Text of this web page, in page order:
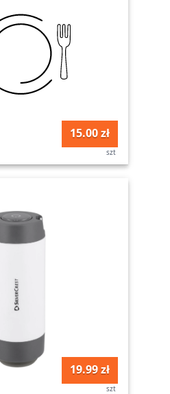
15.00 zł
szt
19.99 zł
szt